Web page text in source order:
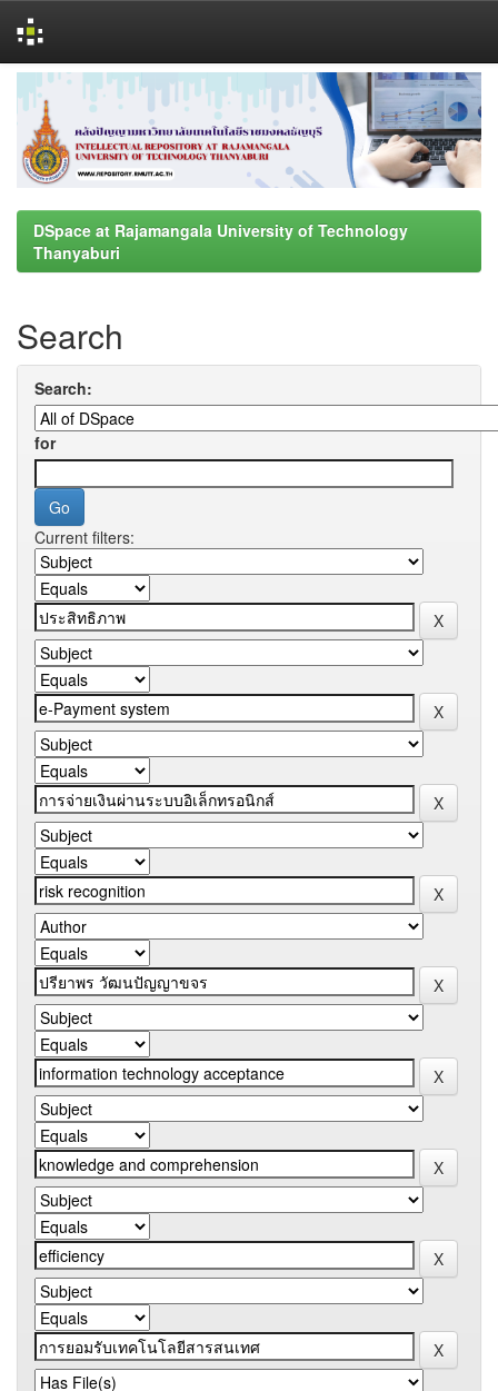
navigation
DSpace at Rajamangala University of Technology
Thanyaburi
Search
Search:
for
Current filters: